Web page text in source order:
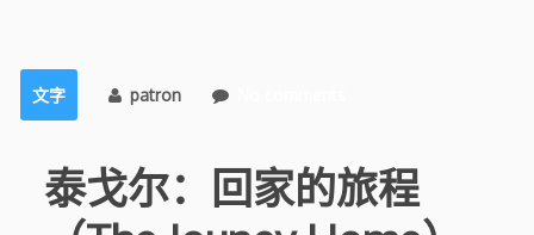
文字 patron
泰戈尔：回家的旅程